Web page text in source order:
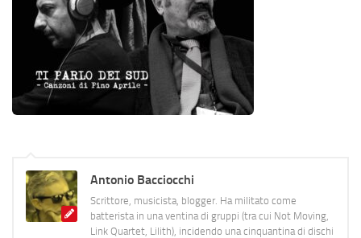
Antonio Bacciocchi
Scrittore, musicista, blogger. Ha militato come
batterista in una ventina di gruppi (tra cui Not Moving,
Link Quartet, Lilith), incidendo una cinquantina di dischi